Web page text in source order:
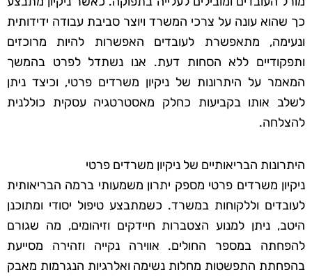
כך שהוא עונה על צרכי המשרד ויוצר סביבת עבודה ידידותית
ונעימה, מתאפשרת לעובדים האפשרות להיות מרוכזים
ותפקודיים ללא הסחות דעת. אנו נשתדל לפרט בהמשך
המאמר על היתרונות של ניקיון משרדים פרטי, וכיצד ניתן
לשלב אותו בקביעות כחלק מאסטרטגיה עסקית כוללנית
להצלחה.
היתרונות הבריאותיים של ניקיון משרדים פרטי
ניקיון משרדים פרטי מספק יתרון משמעותי ברמה הבריאותית
לעובדים וללקוחות במשרד. כשמתבצע טיפול יסודי ומתוכנן
היטב, ניתן למנוע הצטברות חיידקים וזיהומים, מה שגורם
להפחתה במספר החולים. אווירה נקייה וזהירה מסייעת
בהפחתת התפשטות מחלות נשימה ואלרגיות הנגרמות מאבק